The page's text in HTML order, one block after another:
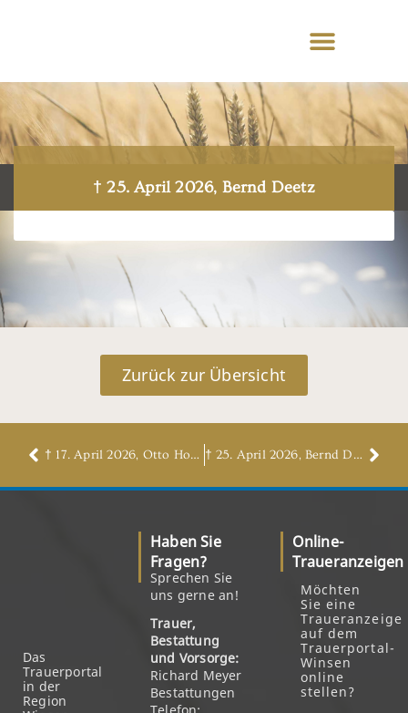
† 25. April 2026, Bernd Deetz
Zurück zur Übersicht
† 17. April 2026, Otto Hobst † 25. April 2026, Bernd Deetz
Das
Trauerportal
in der
Region
Haben Sie
Fragen?
Sprechen Sie
uns gerne an!
Trauer,
Bestattung
und Vorsorge:
Richard Meyer
Bestattungen
Online-
Traueranzeigen
Möchten
Sie eine
Traueranzeige
auf dem
Trauerportal-
Winsen
online
stellen?